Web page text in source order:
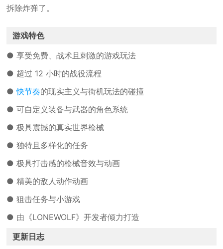
拆除炸弹了。
游戏特色
● 享受免费、战术且刺激的游戏玩法
● 超过 12 小时的战役流程
●快节奏的现实主义与街机玩法的碰撞
● 可自定义装备与武器的角色系统
● 极具震撼的真实世界枪械
● 独特且多样化的任务
● 极具打击感的枪械音效与动画
● 精美的敌人动作动画
● 狙击任务与小游戏
● 由《LONEWOLF》开发者倾力打造
更新日志